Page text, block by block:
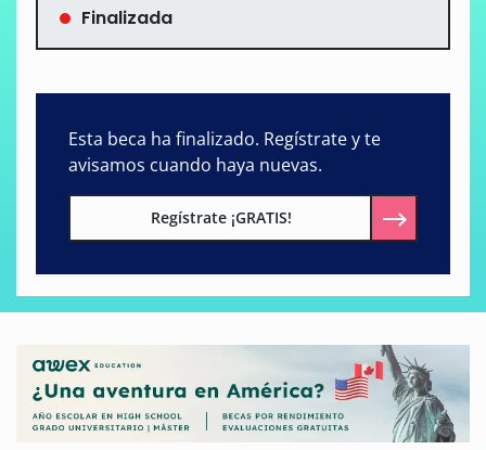
Finalizada
Esta beca ha finalizado. Regístrate y te
avisamos cuando haya nuevas.
Regístrate ¡GRATIS!